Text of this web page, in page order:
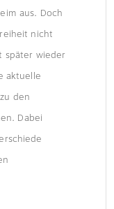
aus. Doch
nicht
später wieder
aktuelle
den
Dabei